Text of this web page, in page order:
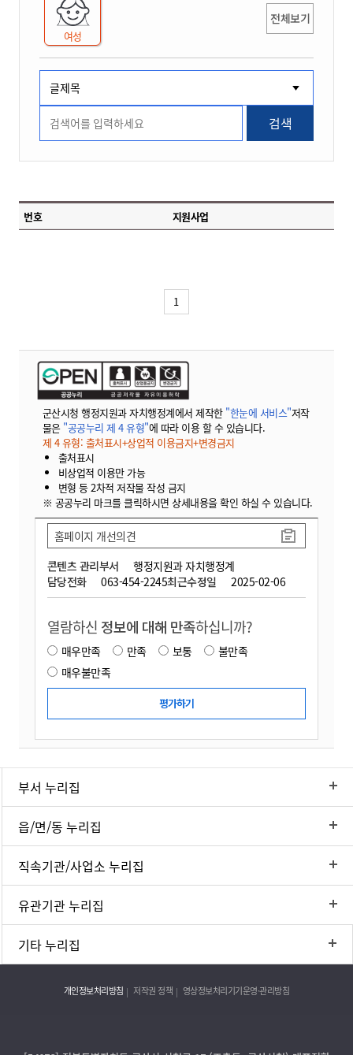
여성
전체보기
검색
번호 지원사업
1
군산시청 행정지원과 자치행정계에서 제작한 "한눈에 서비스"저작
물은 "공공누리 제 4 유형"에 따라 이용 할 수 있습니다.
제 4 유형: 출처표시+상업적 이용금지+변경금지
출처표시
비상업적 이용만 가능
변형 등 2차적 저작물 작성 금지
※ 공공누리 마크를 클릭하시면 상세내용을 확인 하실 수 있습니다.
콘텐츠 관리부서
행정지원과 자치행정계
담당전화
063-454-2245최근수정일 2025-02-06
홈페이지 개선의견
열람하신 정보에 대해 만족하십니까?
매우만족 만족 보통
불만족
매우불만족
부서 누리집
읍/면/동 누리집
직속기관/사업소 누리집
유관기관 누리집
기타 누리집
개인정보처리방침 저작권 정책 영상정보처리기기운영·관리방침